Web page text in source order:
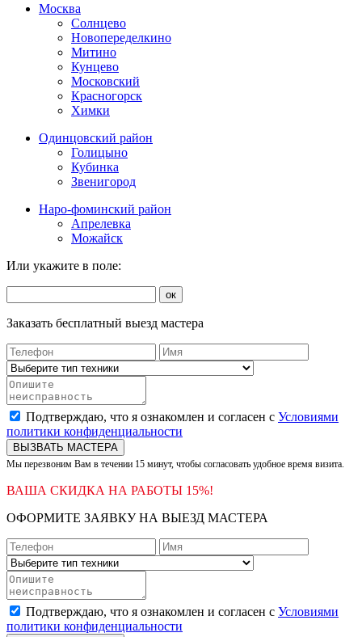
Москва
Солнцево
Новопеределкино
Митино
Кунцево
Московский
Красногорск
Химки
Одинцовский район
Голицыно
Кубинка
Звенигород
Наро-фоминский район
Апрелевка
Можайск
Или укажите в поле:
ок
Заказать бесплатный выезд мастера
Подтверждаю, что я ознакомлен и согласен с Условиями
политики конфиденциальности
ВЫЗВАТЬ МАСТЕРА
Мы перезвоним Вам в течении 15 минут, чтобы согласовать удобное время визита.
ВАША СКИДКА НА РАБОТЫ 15%!
ОФОРМИТЕ ЗАЯВКУ НА ВЫЕЗД МАСТЕРА
Подтверждаю, что я ознакомлен и согласен с Условиями
политики конфиденциальности